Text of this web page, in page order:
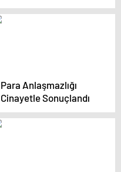
Tutuklama
Para Anlaşmazlığı
Cinayetle Sonuçlandı